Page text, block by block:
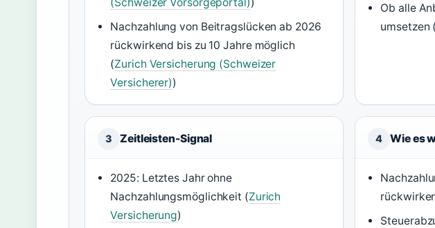
Nachzahlung von Beitragslücken ab 2026
rückwirkend bis zu 10 Jahre möglich
(Zurich Versicherung (Schweizer
Versicherer))
Ob alle
umsetzen
3 Zeitleisten-Signal
2025: Letztes Jahr ohne
Nachzahlungsmöglichkeit (Zurich
Versicherung)
4 Wie es